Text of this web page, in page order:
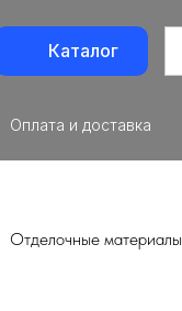
Каталог
Оплата и доставка
Отделочные материалы